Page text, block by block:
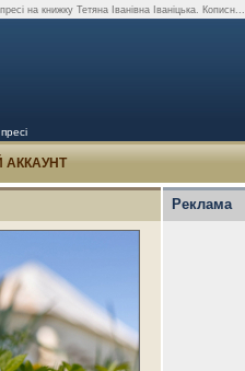
на книжку Тетяна Іванівна Іваніцька. Кописн...
АККАУНТ
Реклама